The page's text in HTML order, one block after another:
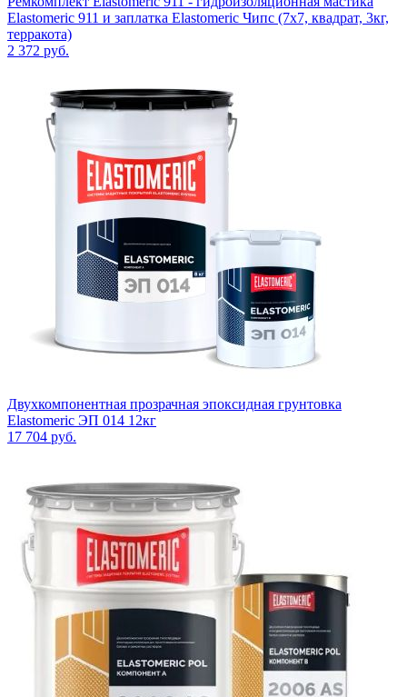
Elastomeric 911 и заплатка Elastomeric Чипс (7х7, квадрат, 3кг,
терракота)
2 372 руб.
Двухкомпонентная прозрачная эпоксидная грунтовка
Elastomeric ЭП 014 12кг
17 704 руб.